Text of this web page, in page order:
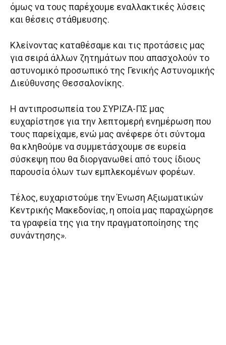
όμως να τους παρέχουμε εναλλακτικές λύσεις
και θέσεις στάθμευσης.
Κλείνοντας καταθέσαμε και τις προτάσεις μας
για σειρά άλλων ζητημάτων που απασχολούν το
αστυνομικό προσωπικό της Γενικής Αστυνομικής
Διεύθυνσης Θεσσαλονίκης.
Η αντιπροσωπεία του ΣΥΡΙΖΑ-ΠΣ μας
ευχαρίστησε για την λεπτομερή ενημέρωση που
τους παρείχαμε, ενώ μας ανέφερε ότι σύντομα
θα κληθούμε να συμμετάσχουμε σε ευρεία
σύσκεψη που θα διοργανωθεί από τους ίδιους
παρουσία όλων των εμπλεκομένων φορέων.
Τέλος, ευχαριστούμε την Ένωση Αξιωματικών
Κεντρικής Μακεδονίας, η οποία μας παραχώρησε
τα γραφεία της για την πραγματοποίησης της
συνάντησης».